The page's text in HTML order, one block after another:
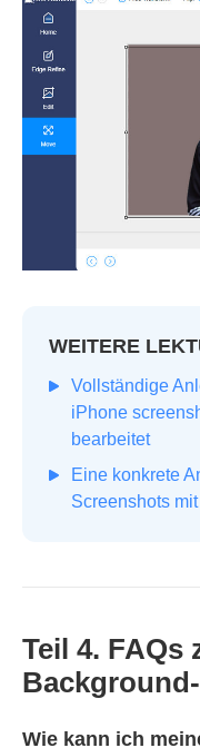
WEITERE
Vollständige
iPhone
bearbeitet
Eine konkrete
Screenshots
Teil 4. FAQs
Wie kann ich